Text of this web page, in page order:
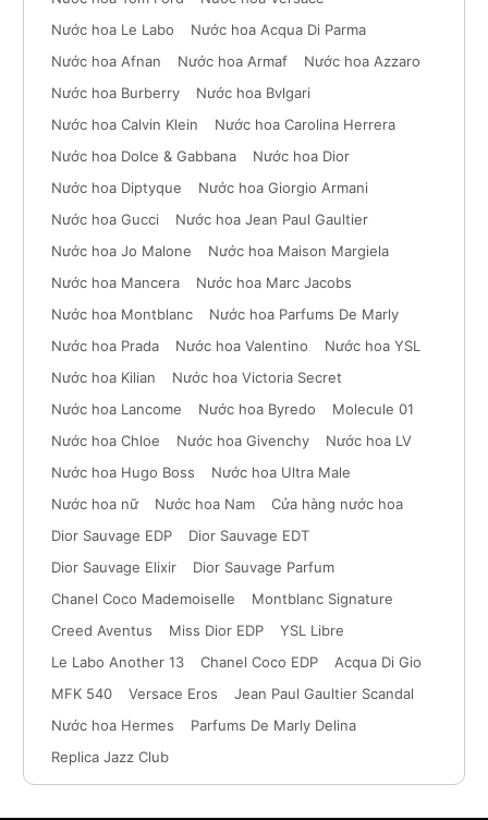
Nước hoa Le Labo
Nước hoa Acqua Di Parma
Nước hoa Afnan
Nước hoa Armaf
Nước hoa Azzaro
Nước hoa Burberry
Nước hoa Bvlgari
Nước hoa Calvin Klein
Nước hoa Carolina Herrera
Nước hoa Dolce & Gabbana
Nước hoa Dior
Nước hoa Diptyque
Nước hoa Giorgio Armani
Nước hoa Gucci
Nước hoa Jean Paul Gaultier
Nước hoa Jo Malone
Nước hoa Maison Margiela
Nước hoa Mancera
Nước hoa Marc Jacobs
Nước hoa Montblanc
Nước hoa Parfums De Marly
Nước hoa Prada
Nước hoa Valentino
Nước hoa YSL
Nước hoa Kilian
Nước hoa Victoria Secret
Nước hoa Lancome
Nước hoa Byredo
Molecule 01
Nước hoa Chloe
Nước hoa Givenchy
Nước hoa LV
Nước hoa Hugo Boss
Nước hoa Ultra Male
Nước hoa nữ
Nước hoa Nam
Cửa hàng nước hoa
Dior Sauvage EDP
Dior Sauvage EDT
Dior Sauvage Elixir
Dior Sauvage Parfum
Chanel Coco Mademoiselle
Montblanc Signature
Creed Aventus
Miss Dior EDP
YSL Libre
Le Labo Another 13
Chanel Coco EDP
Acqua Di Gio
MFK 540
Versace Eros
Jean Paul Gaultier Scandal
Nước hoa Hermes
Parfums De Marly Delina
Replica Jazz Club